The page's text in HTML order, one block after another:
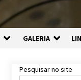
GALERIA
Pesquisar no site